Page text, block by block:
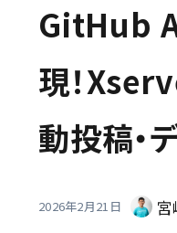
事例
コラム
お知らせ
GitHub
現！
動投稿・
2026年2月21日
著